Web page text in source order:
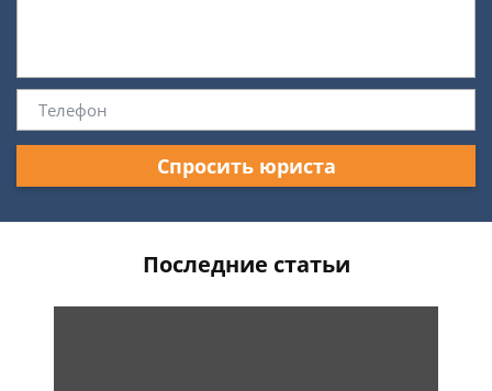
Спросить юриста
Последние статьи